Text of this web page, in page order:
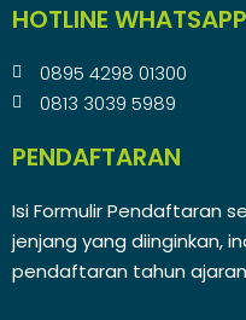
HOTLINE WHATSAPP
0895 4298 01300
0813 3039 5989
PENDAFTARAN
Isi Formulir Pendaftaran
jenjang yang diinginkan,
pendaftaran tahun